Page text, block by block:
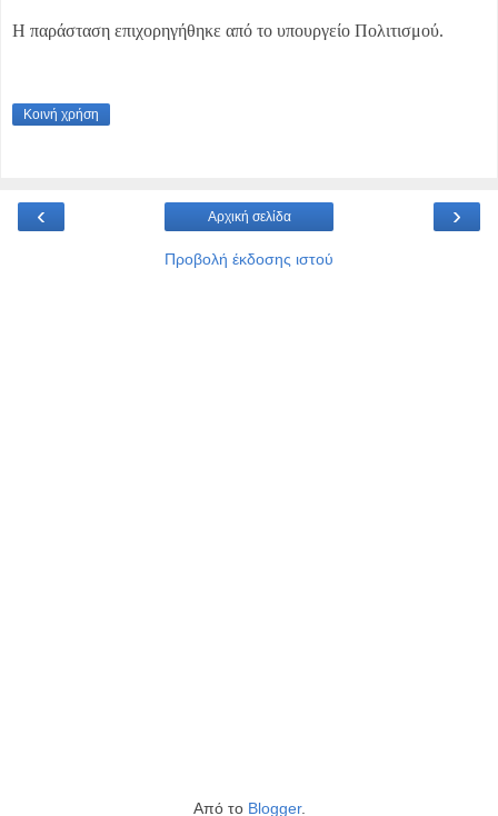
Η παράσταση επιχορηγήθηκε από το υπουργείο Πολιτισμού.
Κοινή χρήση
‹ ›
Αρχική σελίδα
Προβολή έκδοσης ιστού
Από το Blogger.